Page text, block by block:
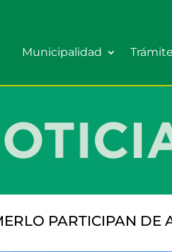
Municipalidad
PARTICIPAN DE